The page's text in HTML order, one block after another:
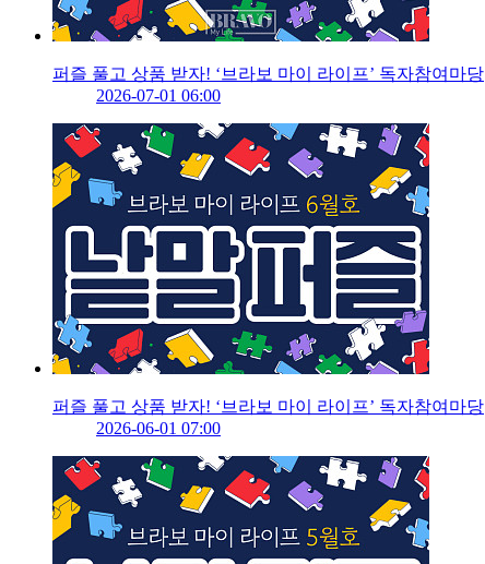
퍼즐 풀고 상품 받자! ‘브라보 마이 라이프’ 독자참여마당
2026-07-01 06:00
퍼즐 풀고 상품 받자! ‘브라보 마이 라이프’ 독자참여마당
2026-06-01 07:00